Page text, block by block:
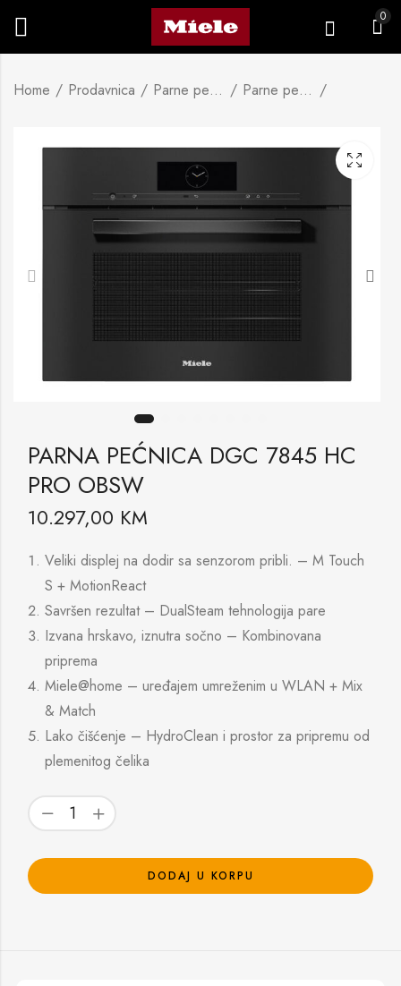
0
Home Prodavnica Parne pećnice i pećnice s parom Parne pećnice
PARNA PEĆNICA DGC 7845 HC
PRO OBSW
10.297,00 KM
Veliki displej na dodir sa senzorom pribli. – M Touch
S + MotionReact
Savršen rezultat – DualSteam tehnologija pare
Izvana hrskavo, iznutra sočno – Kombinovana
priprema
Miele@home – uređajem umreženim u WLAN + Mix
& Match
Lako čišćenje – HydroClean i prostor za pripremu od
plemenitog čelika
DODAJ U KORPU